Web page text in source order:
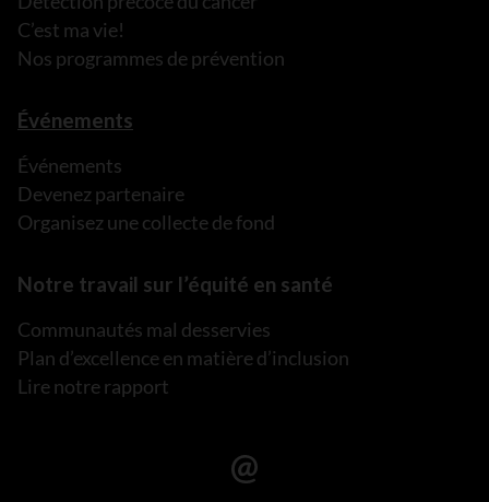
C’est ma vie!
Nos programmes de prévention
Événements
Événements
Devenez partenaire
Organisez une collecte de fond
Notre travail sur l’équité en santé
Communautés mal desservies
Plan d’excellence en matière d’inclusion
Lire notre rapport